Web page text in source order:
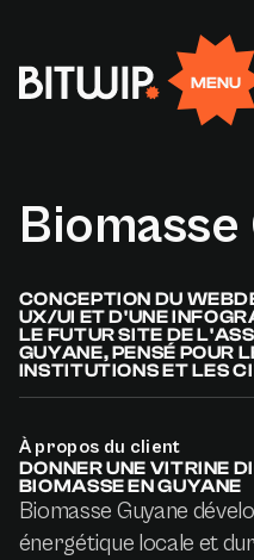
MENU
Facebook LinkedinX
EN
Biomasse
CONCEPTION DU
UX/UI ET D'UNE
LE FUTUR SITE DE
GUYANE, PENSÉ POUR
INSTITUTIONS ET LES
À propos du client
DONNER UNE VITRINE
BIOMASSE EN GUYANE
Biomasse Guyane
énergétique locale et